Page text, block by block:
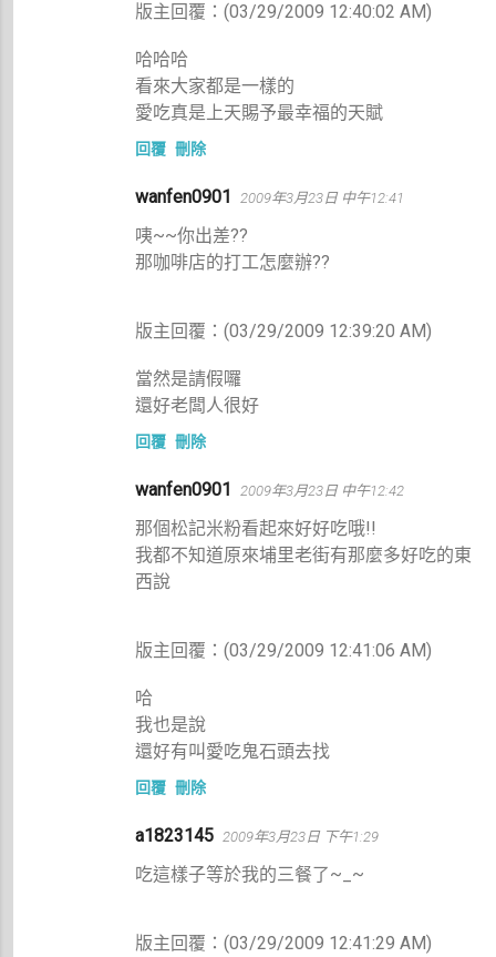
版主回覆：(03/29/2009 12:40:02 AM)
哈哈哈
看來大家都是一樣的
愛吃真是上天賜予最幸福的天賦
回覆 刪除
wanfen0901 2009年3月23日 中午12:41
咦~~你出差??
那咖啡店的打工怎麼辦??
版主回覆：(03/29/2009 12:39:20 AM)
當然是請假囉
還好老闆人很好
回覆 刪除
wanfen0901 2009年3月23日 中午12:42
那個松記米粉看起來好好吃哦!!
我都不知道原來埔里老街有那麼多好吃的東
西說
版主回覆：(03/29/2009 12:41:06 AM)
哈
我也是說
還好有叫愛吃鬼石頭去找
回覆 刪除
a1823145 2009年3月23日 下午1:29
吃這樣子等於我的三餐了~_~
版主回覆：(03/29/2009 12:41:29 AM)